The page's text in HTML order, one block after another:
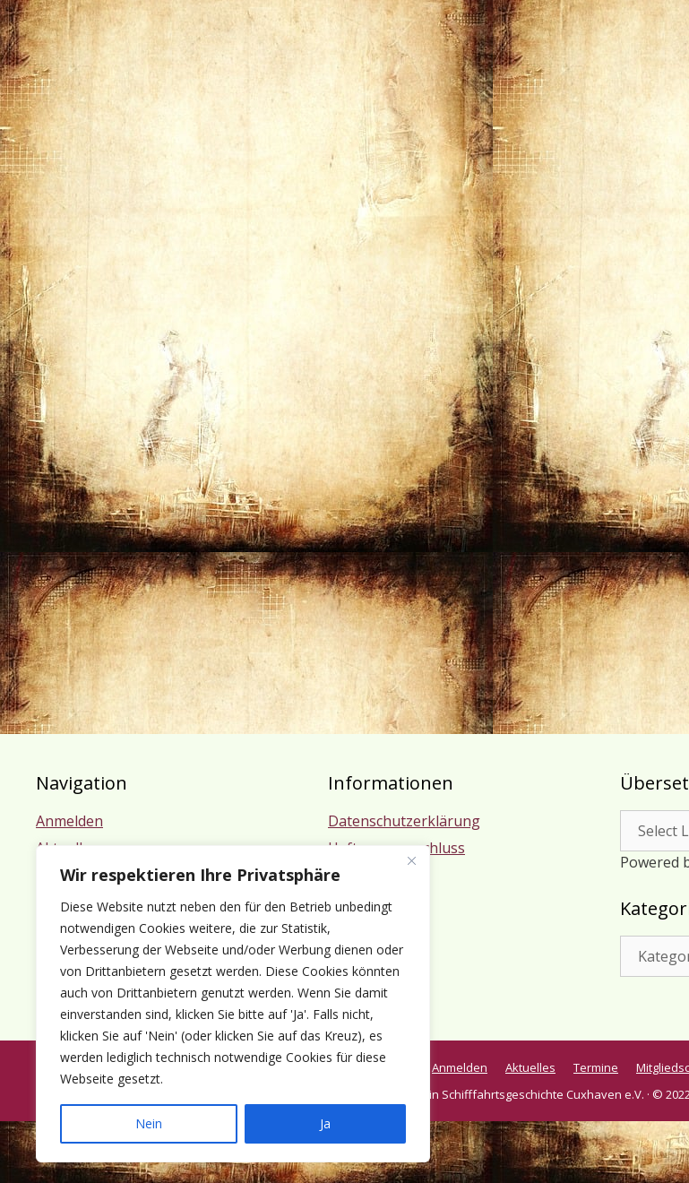
Wir respektieren Ihre Privatsphäre
Diese Website nutzt neben den für den Betrieb unbedingt
notwendigen Cookies weitere, die zur Statistik,
Verbesserung der Webseite und/oder Werbung dienen oder
von Drittanbietern gesetzt werden. Diese Cookies könnten
auch von Drittanbietern genutzt werden. Wenn Sie damit
einverstanden sind, klicken Sie bitte auf 'Ja'. Falls nicht,
klicken Sie auf 'Nein' (oder klicken Sie auf das Kreuz), es
werden lediglich technisch notwendige Cookies für diese
Webseite gesetzt.
Nein Ja
Navigation
Anmelden
Aktuelles
Termine
Mitgliedschaft
Kontakt
Informationen
Datenschutzerklärung
Haftungsausschluss
Impressum
Powered
Anmelden Aktuelles Termine
© 1980-2026 Förderverein Schifffahrtsgeschichte Cuxhaven e.V. · ©